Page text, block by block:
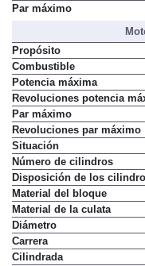
Par máximo
Propósito
Combustible
Potencia máxima
Revoluciones potencia
Par máximo
Revoluciones par máximo
Situación
Número de cilindros
Disposición de los
Material del bloque
Material de la culata
Diámetro
Carrera
Cilindrada